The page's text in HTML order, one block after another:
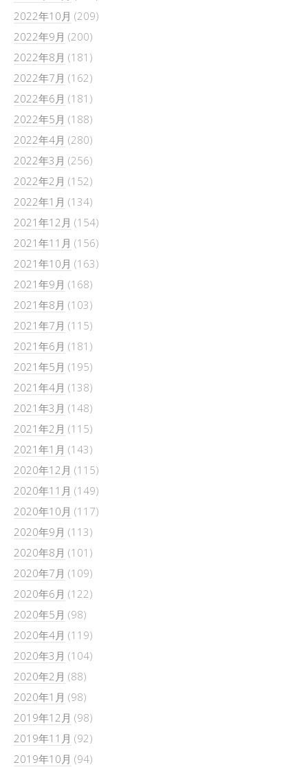
2022年10月 (209)
2022年9月 (200)
2022年8月 (181)
2022年7月 (162)
2022年6月 (181)
2022年5月 (188)
2022年4月 (280)
2022年3月 (256)
2022年2月 (152)
2022年1月 (134)
2021年12月 (154)
2021年11月 (156)
2021年10月 (163)
2021年9月 (168)
2021年8月 (103)
2021年7月 (115)
2021年6月 (181)
2021年5月 (195)
2021年4月 (138)
2021年3月 (148)
2021年2月 (115)
2021年1月 (143)
2020年12月 (115)
2020年11月 (149)
2020年10月 (117)
2020年9月 (113)
2020年8月 (101)
2020年7月 (109)
2020年6月 (122)
2020年5月 (98)
2020年4月 (119)
2020年3月 (104)
2020年2月 (88)
2020年1月 (98)
2019年12月 (98)
2019年11月 (92)
2019年10月 (94)